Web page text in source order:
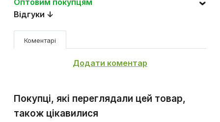
Відгуки ↓
Коментарі
Додати коментар
Покупці, які переглядали цей товар,
також цікавилися